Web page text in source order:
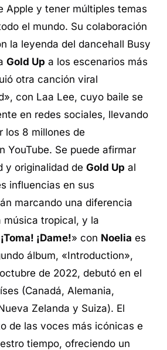
Apple y tener múltiples temas
el mundo. Su colaboración
la leyenda del dancehall Busy
Gold Up a los escenarios más
otra canción viral
con Laa Lee, cuyo baile se
en redes sociales, llevando
los 8 millones de
YouTube. Se puede afirmar
y originalidad de Gold Up al
influencias en sus
marcando una diferencia
música tropical, y la
¡Toma! ¡Dame!» con Noelia es
álbum, «Introduction»,
de 2022, debutó en el
(Canadá, Alemania,
Zelanda y Suiza). El
de las voces más icónicas e
tiempo, ofreciendo un